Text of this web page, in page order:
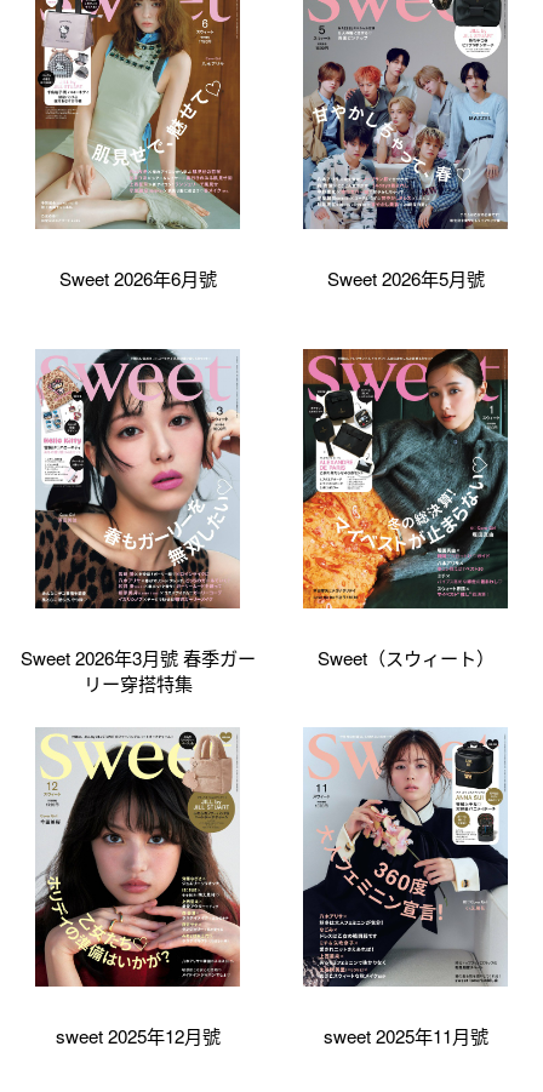
Sweet 2026年6月號 Sweet 2026年5月號
Sweet 2026年3月號 春季ガー
リー穿搭特集
Sweet（スウィート）
sweet 2025年12月號 sweet 2025年11月號